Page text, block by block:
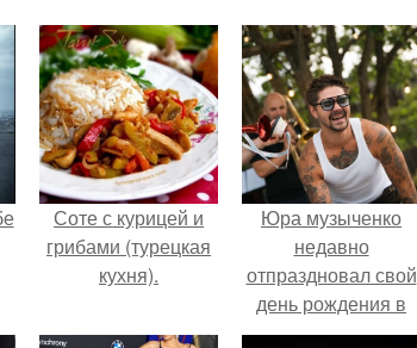
Соте с курицей и
грибами (турецкая
кухня).
Юра музыченко
недавно
отпраздновал свой
день рождения в
кругу самых